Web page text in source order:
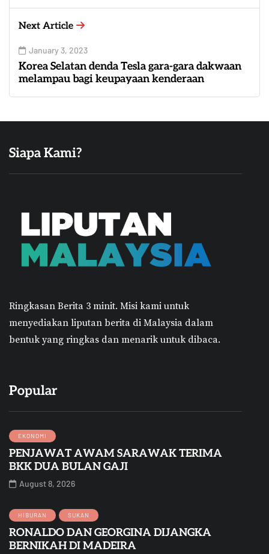
Next Article
January 3, 2023
Korea Selatan denda Tesla gara-gara dakwaan
melampau bagi keupayaan kenderaan
Siapa Kami?
Ringkasan Berita 3 minit. Misi kami untuk
menyediakan liputan berita di Malaysia dalam
bentuk yang ringkas dan menarik untuk dibaca.
Popular
EKONOMI
PENJAWAT AWAM SARAWAK TERIMA
BKK DUA BULAN GAJI
August 8, 2026
HIBURAN SUKAN
RONALDO DAN GEORGINA DIJANGKA
BERNIKAH DI MADEIRA